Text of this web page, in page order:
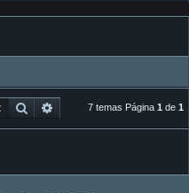
Buscar Búsqueda avanzada
7 temas Página 1 de 1